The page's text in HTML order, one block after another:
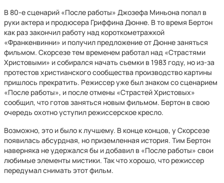
В 80-е сценарий «После работы» Джозефа Миньона попал в
руки актера и продюсера Гриффина Дюнне. В то время Бертон
как раз закончил работу над короткометражкой
«Франкенвинни» и получил предложение от Дюнне заняться
фильмом. Скорсезе тем временем работал над «Страстями
Христовыми» и собирался начать съемки в 1983 году, но из-за
протестов христианского сообщества производство картины
пришлось прекратить. Режиссер уже был знаком со сценарием
«После работы», и после отмены «Страстей Христовых»
сообщил, что готов заняться новым фильмом. Бертон в свою
очередь охотно уступил режиссерское кресло.
Возможно, это и было к лучшему. В конце концов, у Скорсезе
появилась абсурдная, но приземленная история. Тим Бертон
наверняка не удержался бы и добавил в «После работы» свои
любимые элементы мистики. Так что хорошо, что режиссер
передумал снимать этот фильм.